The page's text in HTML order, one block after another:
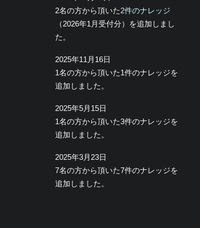
2名の方から頂いた2件のナレッジ
（2026年1月受付分）を追加しまし
た。
2025年11月16日
1名の方から頂いた1件のナレッジを
追加しました。
2025年5月15日
1名の方から頂いた3件のナレッジを
追加しました。
2025年3月23日
7名の方から頂いた7件のナレッジを
追加しました。